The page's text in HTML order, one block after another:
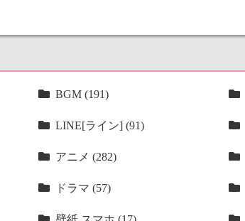
BGM (191)
LINE[ライン] (91)
アニメ (282)
ドラマ (57)